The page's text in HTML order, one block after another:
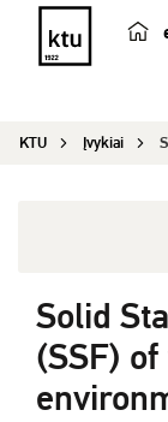
KTU Įvykiai
Solid
(SSF)